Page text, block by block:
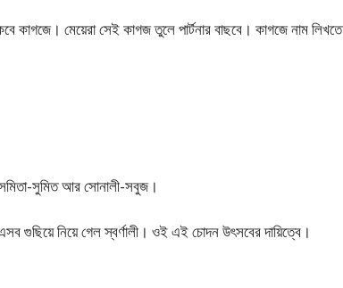
কাগজে। মেয়েরা সেই কাগজ তুলে পার্টনার বাছবে। কাগজে নাম লিখতে
সুমিত আর সোনালী-সবুজ।
গুছিয়ে নিয়ে গেল স্বর্ণালী। ওই এই চোদন উৎসবের দায়িত্বে।